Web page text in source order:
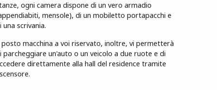
ogni camera dispone di un vero armadio
mensole), di un mobiletto portapacchi e
una scrivania.
macchina a voi riservato, inoltre, vi permetterà
parcheggiare un'auto o un veicolo a due ruote e di
direttamente alla hall del residence tramite